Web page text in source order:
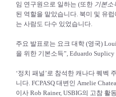
임 연구원으로 일하는 (또한 기본소
된 역할을 맡았습니다. 북미 및 유
는 사람도 다수 있었습니다.
주요 발표로는 요크 대학 (영국)
을 위한 기본소득”, Eduardo
‘정치 패널’로 참석한 캐나다 퀘벡
니다. FCPASQ 대변인 Amelie
이사 Rob Rainer, USBIG의 고참 활